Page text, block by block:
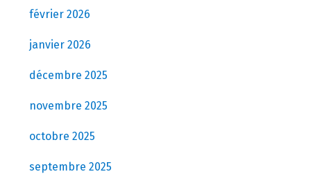
février 2026
janvier 2026
décembre 2025
novembre 2025
octobre 2025
septembre 2025